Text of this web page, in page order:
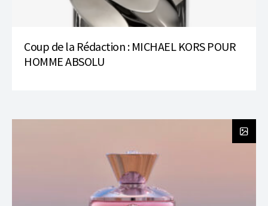
Coup de la Rédaction : MICHAEL KORS POUR
HOMME ABSOLU